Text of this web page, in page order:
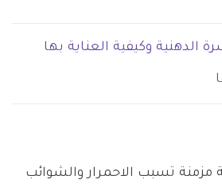
الدهنية وكيفية العناية بها
مزمنة تسبب الاحمرار والشوائب